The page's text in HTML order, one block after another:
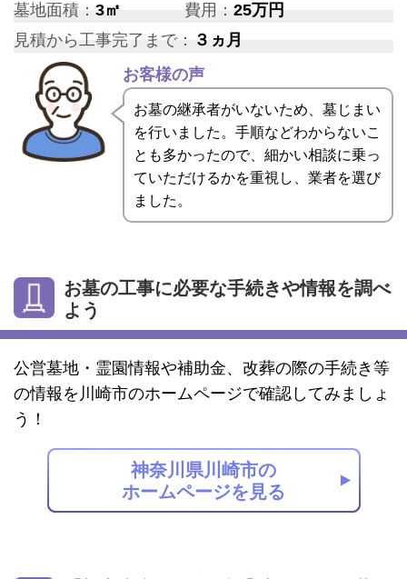
墓地面積： 3㎡ 費用：25万円
見積から工事完了まで： ３ヵ月
お客様の声
お墓の継承者がいないため、墓じまい
を行いました。手順などわからないこ
とも多かったので、細かい相談に乗っ
ていただけるかを重視し、業者を選び
ました。
お墓の工事に必要な手続きや情報を調べ
よう
公営墓地・霊園情報や補助金、改葬の際の手続き等
の情報を川崎市のホームページで確認してみましょ
う！
神奈川県川崎市の
ホームページを見る